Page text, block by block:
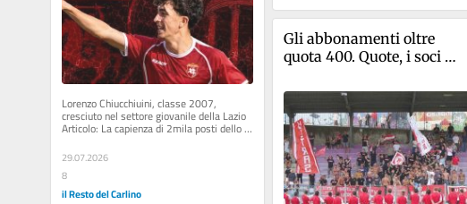
Lorenzo Chiucchiuini, classe 2007,
cresciuto nel settore giovanile della Lazio
Articolo: La capienza di 2mila posti dello
stadio Fadini di Giulianova...
29.07.2026
8
il Resto del Carlino
Gli abbonamenti oltre
quota 400. Quote, i soci
Lunedì prossimo il closing
del 75%